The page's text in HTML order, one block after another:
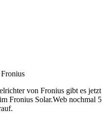
von Fronius gibt es jetzt
Fronius Solar.Web nochmal 5